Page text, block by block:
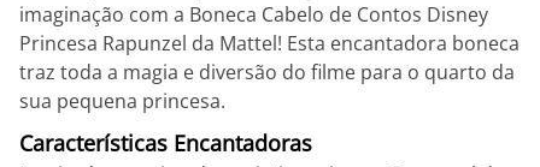
imaginação com a Boneca Cabelo de Contos Disney
Princesa Rapunzel da Mattel! Esta encantadora boneca
traz toda a magia e diversão do filme para o quarto da
sua pequena princesa.
Características Encantadoras